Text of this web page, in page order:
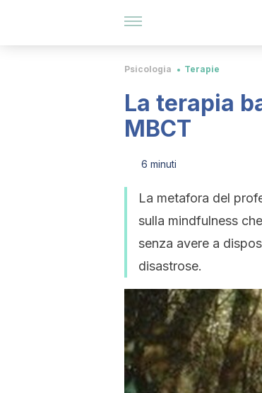
Psicologia Terapie
La terapia
MBCT
6 minuti
La metafora del
sulla mindfulness
senza avere a
disastrose.